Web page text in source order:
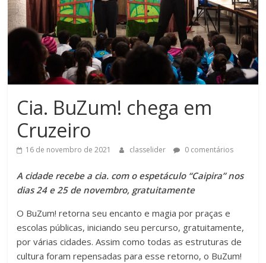
Cia. BuZum! chega em
Cruzeiro
16 de novembro de 2021 classelider 0 comentários
A cidade recebe a cia. com o espetáculo “Caipira” nos
dias 24 e 25 de novembro, gratuitamente
O BuZum! retorna seu encanto e magia por praças e
escolas públicas, iniciando seu percurso, gratuitamente,
por várias cidades. Assim como todas as estruturas de
cultura foram repensadas para esse retorno, o BuZum!